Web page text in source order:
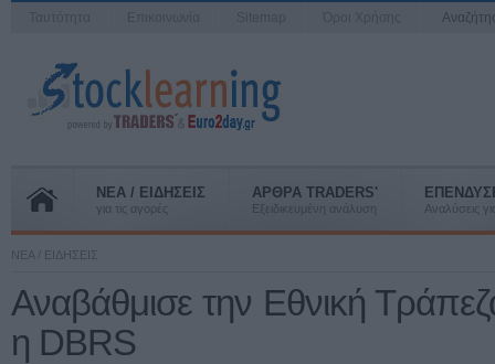
ΝΕΑ / ΕΙΔΗΣΕΙΣ
για τις αγορές
ΑΡΘΡΑ TRADERS'
Εξειδικευμένη ανάλυση Αναλύσεις
ΝΕΑ / ΕΙΔΗΣΕΙΣ
Αναβάθμισε την Εθνική
η DBRS